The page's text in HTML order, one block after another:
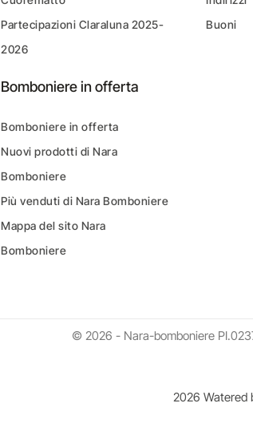
Partecipazioni Claraluna 2025-
2026
Bomboniere in offerta
Bomboniere in offerta
Nuovi prodotti di Nara
Bomboniere
Più venduti di Nara Bomboniere
Mappa del sito Nara
Bomboniere
Buoni
© 2026 - Nara-bomboniere
2026 Watered